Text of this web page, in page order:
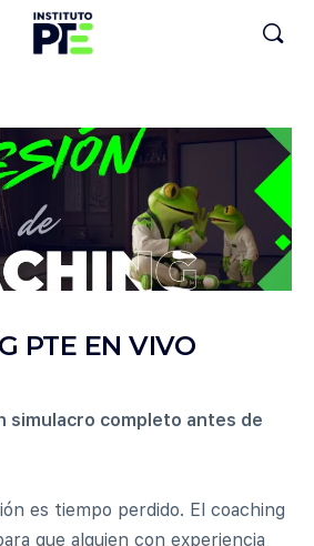
PTE EN VIVO
simulacro completo antes de
es tiempo perdido. El coaching
que alguien con experiencia